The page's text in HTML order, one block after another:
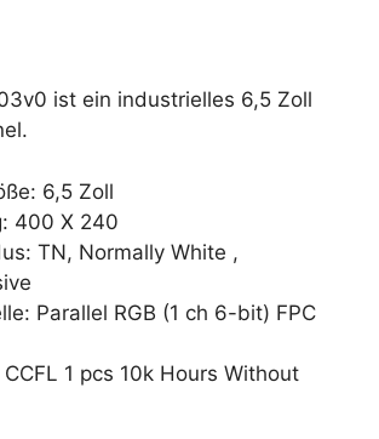
ist ein industrielles 6,5 Zoll
6,5 Zoll
400 X 240
TN, Normally White ,
Parallel RGB (1 ch 6-bit) FPC
1 pcs 10k Hours Without